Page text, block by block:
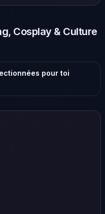
Cosplay & Culture
pour toi